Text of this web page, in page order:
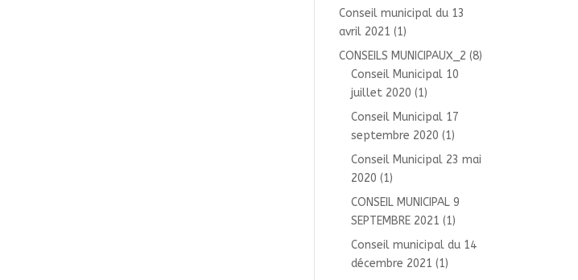
Conseil municipal du 13
avril 2021 (1)
CONSEILS MUNICIPAUX_2 (8)
Conseil Municipal 10
juillet 2020 (1)
Conseil Municipal 17
septembre 2020 (1)
Conseil Municipal 23 mai
2020 (1)
CONSEIL MUNICIPAL 9
SEPTEMBRE 2021 (1)
Conseil municipal du 14
décembre 2021 (1)